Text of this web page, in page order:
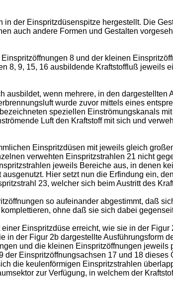
der Einspritzdüsenspitze hergestellt. Die
auch andere Formen und Gestalten
8 und der kleinen
8, 9, 15, 16 ausbildende Kraftstoffluß jeweils
ausbildet, wenn mehrere, in den
wurde zuvor mittels eines
speziellen Einströmungskanals
Luft den Kraftstoff mit sich und
Einspritzdüsen mit jeweils gleich
verwehten Einspritzstrahlen 21 nicht
jeweils Bereiche aus, in denen
Hier setzt nun die Erfindung ein,
23, welcher sich beim Austritt des
so aufeinander abgestimmt, daß
ohne daß sie sich dabei
Einspritzdüse erreicht, wie sie in der
in der Figur 2b dargestellte Ausführungsform
und die kleinen Einspritzöffnungen
Einspritzöffnungsachsen 17 und 18
die keulenförmigen Einspritzstrahlen
zur Verfügung, in welchem der